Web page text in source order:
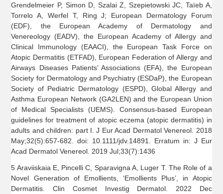
Grendelmeier P, Simon D, Szalai Z, Szepietowski JC, Taïeb A,
Torrelo A, Werfel T, Ring J; European Dermatology Forum
(EDF), the European Academy of Dermatology and
Venereology (EADV), the European Academy of Allergy and
Clinical Immunology (EAACI), the European Task Force on
Atopic Dermatitis (ETFAD), European Federation of Allergy and
Airways Diseases Patients’ Associations (EFA), the European
Society for Dermatology and Psychiatry (ESDaP), the European
Society of Pediatric Dermatology (ESPD), Global Allergy and
Asthma European Network (GA2LEN) and the European Union
of Medical Specialists (UEMS). Consensus-based European
guidelines for treatment of atopic eczema (atopic dermatitis) in
adults and children: part I. J Eur Acad Dermatol Venereol. 2018
May;32(5):657-682. doi: 10.1111/jdv.14891. Erratum in: J Eur
Acad Dermatol Venereol. 2019 Jul;33(7):1436
5 Araviiskaia E, Pincelli C, Sparavigna A, Luger T. The Role of a
Novel Generation of Emollients, ‘Emollients Plus’, in Atopic
Dermatitis. Clin Cosmet Investig Dermatol. 2022 Dec